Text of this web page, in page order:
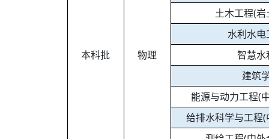
本科批 物理
土木工程(岩
水利水电
智慧水
建筑
能源与动力工程(
给排水科学与工程